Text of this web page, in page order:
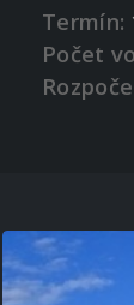
Termín:
Počet